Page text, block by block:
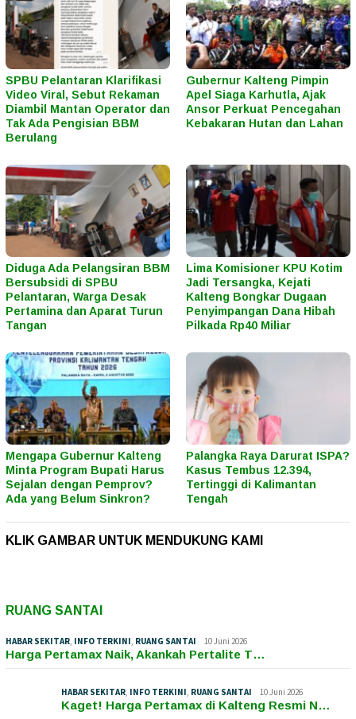
SPBU Pelantaran Klarifikasi
Video Viral, Sebut Rekaman
Diambil Mantan Operator dan
Tak Ada Pengisian BBM
Berulang
Gubernur Kalteng Pimpin
Apel Siaga Karhutla, Ajak
Ansor Perkuat Pencegahan
Kebakaran Hutan dan Lahan
Diduga Ada Pelangsiran BBM
Bersubsidi di SPBU
Pelantaran, Warga Desak
Pertamina dan Aparat Turun
Tangan
Lima Komisioner KPU Kotim
Jadi Tersangka, Kejati
Kalteng Bongkar Dugaan
Penyimpangan Dana Hibah
Pilkada Rp40 Miliar
Mengapa Gubernur Kalteng
Minta Program Bupati Harus
Sejalan dengan Pemprov?
Ada yang Belum Sinkron?
Palangka Raya Darurat ISPA?
Kasus Tembus 12.394,
Tertinggi di Kalimantan
Tengah
KLIK GAMBAR UNTUK MENDUKUNG KAMI
RUANG SANTAI
HABAR SEKITAR INFO TERKINI RUANG SANTAI 10 Juni 2026
Harga Pertamax Naik, Akankah Pertalite T…
HABAR SEKITAR INFO TERKINI RUANG SANTAI 10 Juni 2026
Kaget! Harga Pertamax di Kalteng Resmi N…